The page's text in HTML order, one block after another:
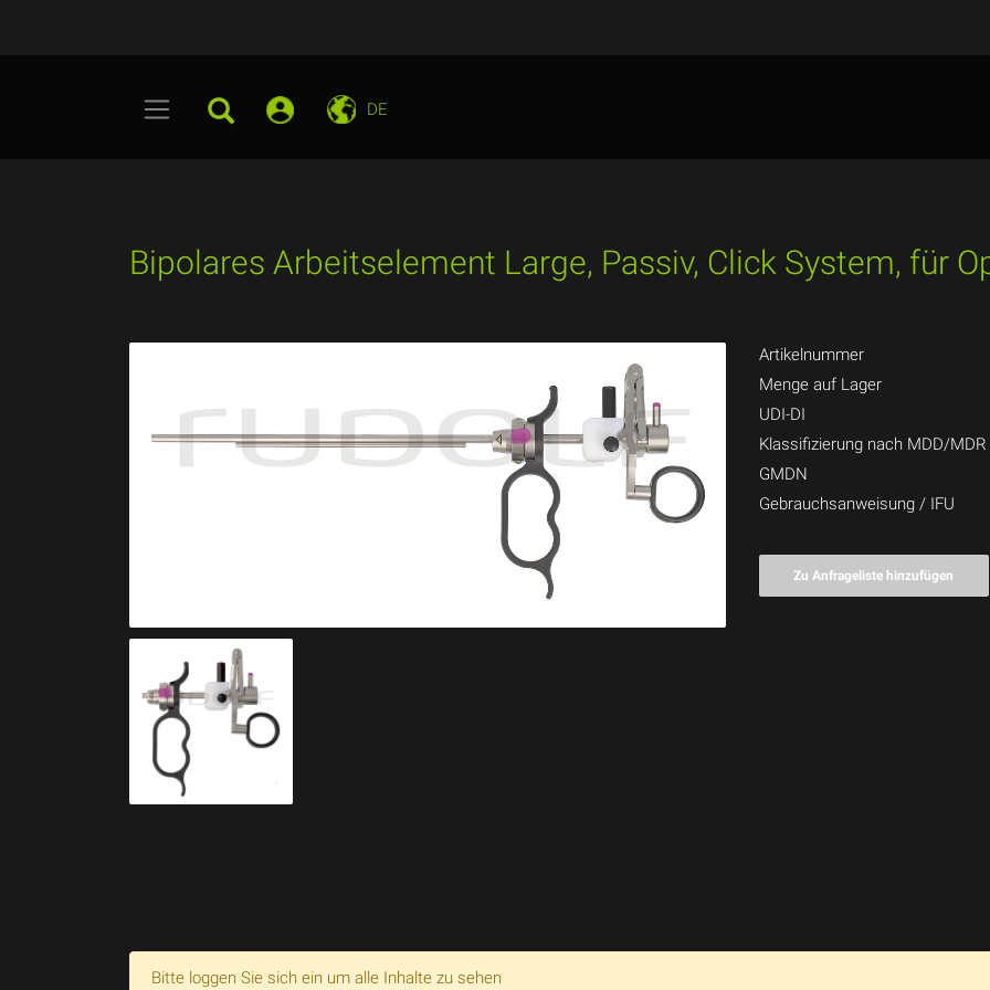
DE
Bipolares Arbeitselement Large, Passiv, Click System, für
Artikelnummer
Menge auf Lager
UDI-DI
Klassifizierung nach MDD/MDR
GMDN
Gebrauchsanweisung / IFU
Zu Anfrageliste hinzufügen
Bitte loggen Sie sich ein um alle Inhalte zu sehen